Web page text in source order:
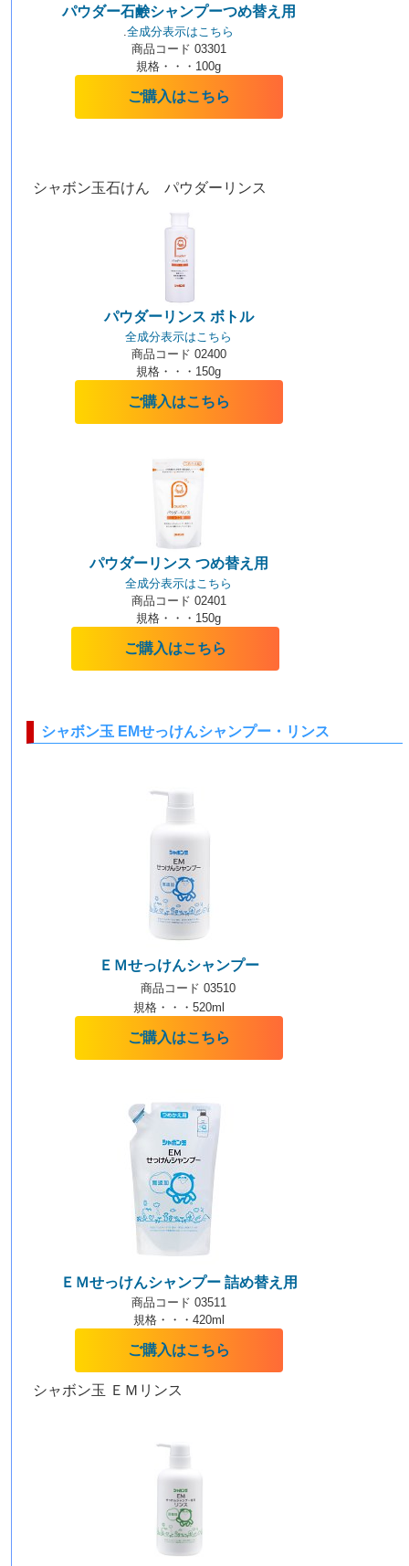
パウダー石鹸シャンプーつめ替え用
.全成分表示はこちら
商品コード 03301
規格・・・100g
ご購入はこちら
シャボン玉石けん パウダーリンス
パウダーリンス ボトル
全成分表示はこちら
商品コード 02400
規格・・・150g
ご購入はこちら
パウダーリンス つめ替え用
全成分表示はこちら
商品コード 02401
規格・・・150g
ご購入はこちら
シャボン玉 EMせっけんシャンプー・リンス
ＥＭせっけんシャンプー
商品コード 03510
規格・・・520ml
ご購入はこちら
ＥＭせっけんシャンプー 詰め替え用
商品コード 03511
規格・・・420ml
ご購入はこちら
シャボン玉 ＥＭリンス